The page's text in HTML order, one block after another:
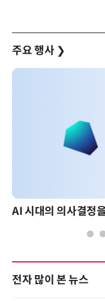
주요 행사 ❯
전자 많이 본 뉴스